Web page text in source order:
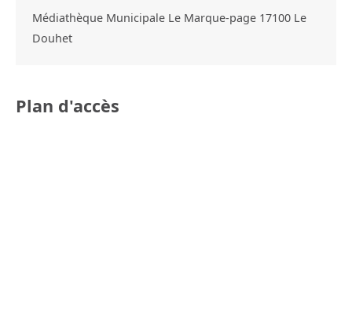
Médiathèque Municipale Le Marque-page 17100 Le
Douhet
Plan d'accès